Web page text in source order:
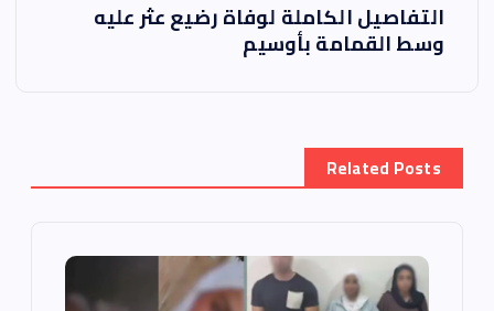
م
التفاصيل الكاملة لوفاة رضيع عثر عليه
وسط القمامة بأوسيم
Related Posts